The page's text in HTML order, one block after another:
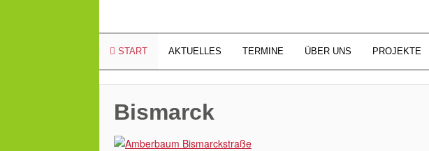
START AKTUELLES TERMINE ÜBER UNS PROJEKTE
Bismarck